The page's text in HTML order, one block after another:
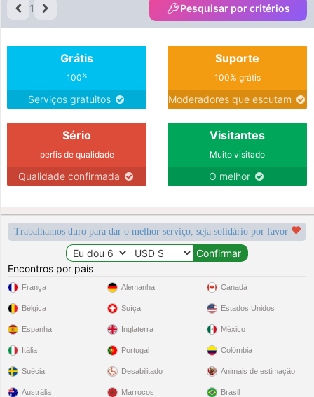
1 Pesquisar por critérios
Grátis
100%
Serviços gratuitos
Suporte
100% grátis
Moderadores que escutam
Sério
perfis de qualidade
Qualidade confirmada
Visitantes
Muito visitado
O melhor
Trabalhamos duro para dar o melhor serviço, seja solidário por favor
Encontros por país
França
Bélgica
Espanha
Itália
Suécia
Alemanha
Suíça
Inglaterra
Portugal
Desabilitado
Canadá
Estados Unidos
México
Colômbia
Animais de estimação
Austrália Marrocos Brasil